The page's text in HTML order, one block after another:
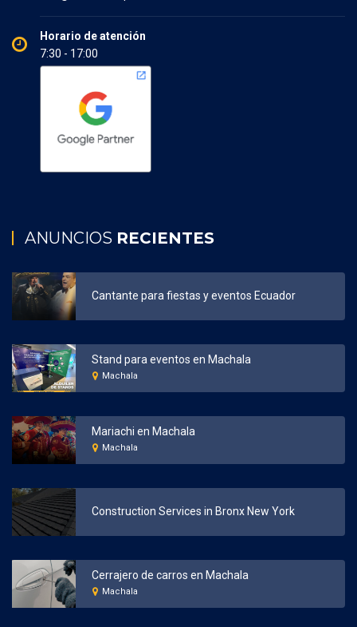
Horario de atención
7:30 - 17:00
ANUNCIOS RECIENTES
Cantante para fiestas y eventos Ecuador
Stand para eventos en Machala
Machala
Mariachi en Machala
Machala
Construction Services in Bronx New York
Cerrajero de carros en Machala
Machala